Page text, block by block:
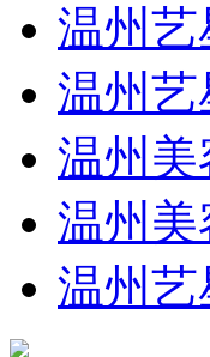
温州
温州
温州
温州
温州